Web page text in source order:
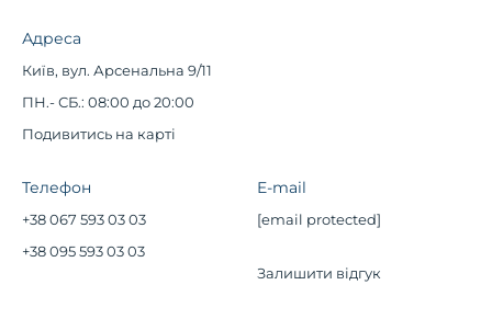
Адреса
Київ, вул. Арсенальна 9/11
ПН.- СБ.: 08:00 до 20:00
Подивитись на карті
Телефон
+38 067 593 03 03
+38 095 593 03 03
E-mail
[email protected]
Залишити відгук